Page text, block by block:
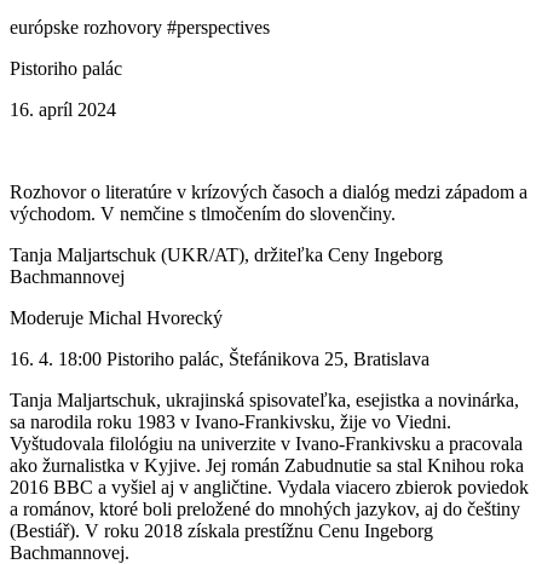
európske rozhovory #perspectives
Pistoriho palác
16. apríl 2024
Rozhovor o literatúre v krízových časoch a dialóg medzi západom a
východom. V nemčine s tlmočením do slovenčiny.
Tanja Maljartschuk (UKR/AT), držiteľka Ceny Ingeborg
Bachmannovej
Moderuje Michal Hvorecký
16. 4. 18:00 Pistoriho palác, Štefánikova 25, Bratislava
Tanja Maljartschuk, ukrajinská spisovateľka, esejistka a novinárka,
sa narodila roku 1983 v Ivano-Frankivsku, žije vo Viedni.
Vyštudovala filológiu na univerzite v Ivano-Frankivsku a pracovala
ako žurnalistka v Kyjive. Jej román Zabudnutie sa stal Knihou roka
2016 BBC a vyšiel aj v angličtine. Vydala viacero zbierok poviedok
a románov, ktoré boli preložené do mnohých jazykov, aj do češtiny
(Bestiář). V roku 2018 získala prestížnu Cenu Ingeborg
Bachmannovej.